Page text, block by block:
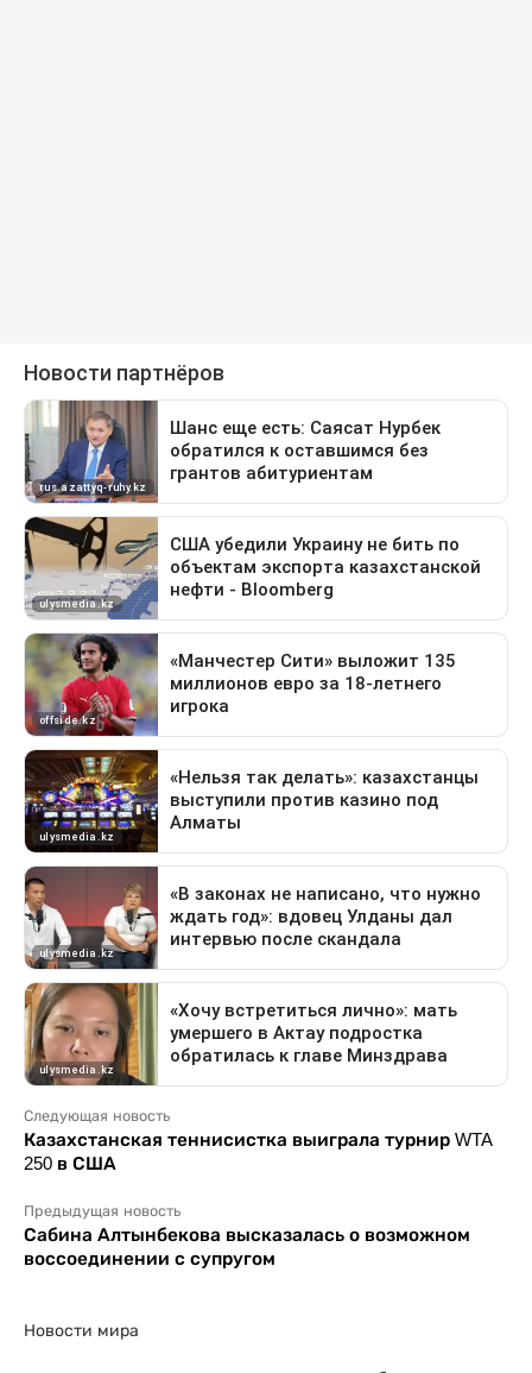
Следующая новость
Казахстанская теннисистка выиграла турнир WTA
250 в США
Предыдущая новость
Сабина Алтынбекова высказалась о возможном
воссоединении с супругом
Новости мира